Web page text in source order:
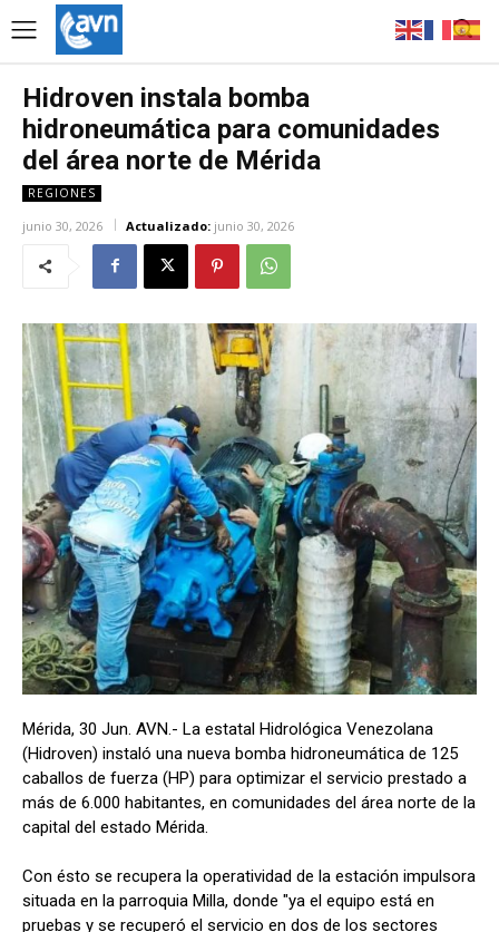
Hidroven instala bomba
hidroneumática para comunidades
del área norte de Mérida
REGIONES
junio 30, 2026 Actualizado: junio 30, 2026
Mérida, 30 Jun. AVN.- La estatal Hidrológica Venezolana
(Hidroven) instaló una nueva bomba hidroneumática de 125
caballos de fuerza (HP) para optimizar el servicio prestado a
más de 6.000 habitantes, en comunidades del área norte de la
capital del estado Mérida.
Con ésto se recupera la operatividad de la estación impulsora
situada en la parroquia Milla, donde "ya el equipo está en
pruebas y se recuperó el servicio en dos de los sectores